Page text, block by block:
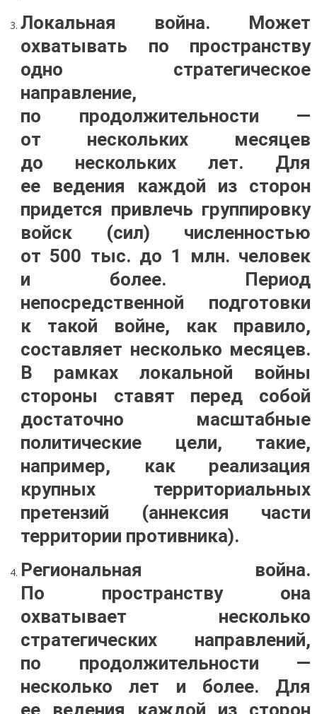
Локальная война. Может
охватывать по пространству
одно стратегическое
направление,
по продолжительности —
от нескольких месяцев
до нескольких лет. Для
ее ведения каждой из сторон
придется привлечь группировку
войск (сил) численностью
от 500 тыс. до 1 млн. человек
и более. Период
непосредственной подготовки
к такой войне, как правило,
составляет несколько месяцев.
В рамках локальной войны
стороны ставят перед собой
достаточно масштабные
политические цели, такие,
например, как реализация
крупных территориальных
претензий (аннексия части
территории противника).
Региональная война.
По пространству она
охватывает несколько
стратегических направлений,
по продолжительности —
несколько лет и более. Для
ее ведения каждой из сторон